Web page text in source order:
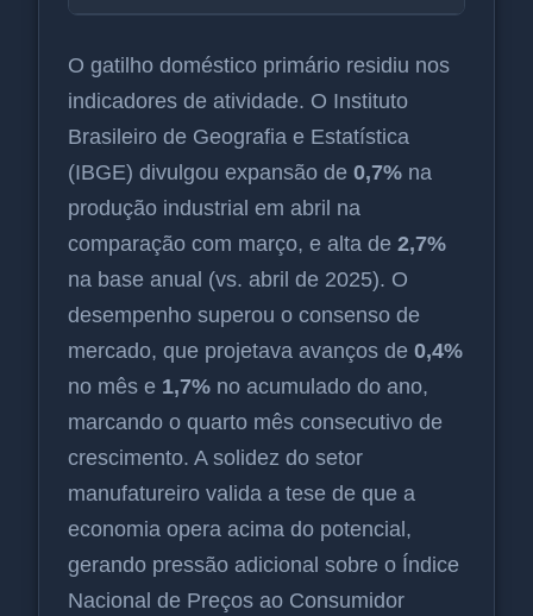
O gatilho doméstico primário residiu nos
indicadores de atividade. O Instituto
Brasileiro de Geografia e Estatística
(IBGE) divulgou expansão de 0,7% na
produção industrial em abril na
comparação com março, e alta de 2,7%
na base anual (vs. abril de 2025). O
desempenho superou o consenso de
mercado, que projetava avanços de 0,4%
no mês e 1,7% no acumulado do ano,
marcando o quarto mês consecutivo de
crescimento. A solidez do setor
manufatureiro valida a tese de que a
economia opera acima do potencial,
gerando pressão adicional sobre o Índice
Nacional de Preços ao Consumidor